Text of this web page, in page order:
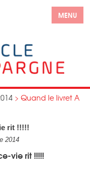
MENU
> Quand le livret A
rit !!!!!
2014
vie rit !!!!!